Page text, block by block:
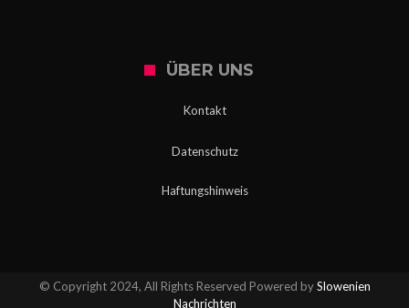
ÜBER UNS
Kontakt
Datenschutz
Haftungshinweis
© Copyright 2024, All Rights Reserved Powered bySlowenien
Nachrichten